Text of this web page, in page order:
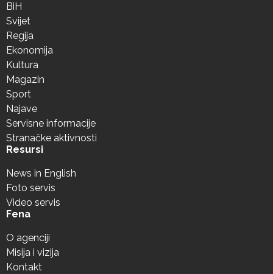
BiH
Svijet
Regija
Ekonomija
Kultura
Magazin
Sport
Najave
Servisne informacije
Stranačke aktivnosti
Resursi
News in English
Foto servis
Video servis
Fena
O agenciji
Misija i vizija
Kontakt